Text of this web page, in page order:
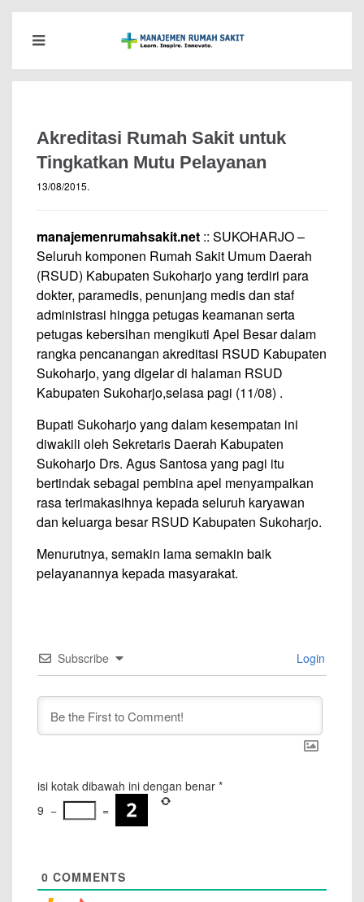
Akreditasi Rumah Sakit untuk
Tingkatkan Mutu Pelayanan
13/08/2015.
manajemenrumahsakit.net :: SUKOHARJO –
Seluruh komponen Rumah Sakit Umum Daerah
(RSUD) Kabupaten Sukoharjo yang terdiri para
dokter, paramedis, penunjang medis dan staf
administrasi hingga petugas keamanan serta
petugas kebersihan mengikuti Apel Besar dalam
rangka pencanangan akreditasi RSUD Kabupaten
Sukoharjo, yang digelar di halaman RSUD
Kabupaten Sukoharjo,selasa pagi (11/08) .
Bupati Sukoharjo yang dalam kesempatan ini
diwakili oleh Sekretaris Daerah Kabupaten
Sukoharjo Drs. Agus Santosa yang pagi itu
bertindak sebagai pembina apel menyampaikan
rasa terimakasihnya kepada seluruh karyawan
dan keluarga besar RSUD Kabupaten Sukoharjo.
Menurutnya, semakin lama semakin baik
pelayanannya kepada masyarakat.
Subscribe Login
isi kotak dibawah ini dengan benar *
9 − =
0 COMMENTS